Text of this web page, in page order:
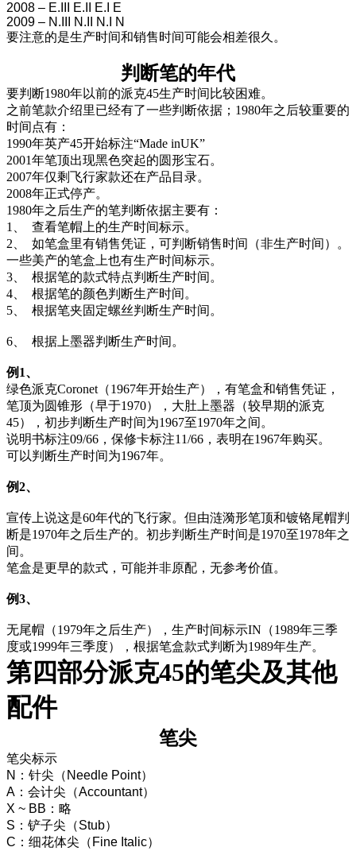
2008 – E.III E.II E.I E
2009 – N.III N.II N.I N
要注意的是生产时间和销售时间可能会相差很久。
判断笔的年代
要判断1980年以前的派克45生产时间比较困难。
之前笔款介绍里已经有了一些判断依据； 1980年之后较重要的
时间点有：
1990年英产45开始标注“Made inUK”
2001年笔顶出现黑色突起的圆形宝石。
2007年仅剩飞行家款还在产品目录。
2008年正式停产。
1980年之后生产的笔判断依据主要有：
1、 查看笔帽上的生产时间标示。
2、 如笔盒里有销售凭证，可判断销售时间（非生产时间）。
一些美产的笔盒上也有生产时间标示。
3、 根据笔的款式特点判断生产时间。
4、 根据笔的颜色判断生产时间。
5、 根据笔夹固定螺丝判断生产时间。
6、 根据上墨器判断生产时间。
例 1、
绿色派克Coronet （1967年开始生产），有笔盒和销售凭证，
笔顶为圆锥形（早于1970），大肚上墨器（较早期的派克
45），初步判断生产时间为1967至1970年之间。
说明书标注09/66 ，保修卡标注11/66 ，表明在1967年购买。
可以判断生产时间为1967年。
例2、
宣传上说这是60年代的飞行家。但由涟漪形笔顶和镀铬尾帽判
断是1970年之后生产的。初步判断生产时间是1970至1978年之
间。
笔盒是更早的款式，可能并非原配，无参考价值。
例3、
无尾帽（1979年之后生产），生产时间标示IN （1989年三季
度或1999年三季度），根据笔盒款式判断为1989年生产。
第四部分派克45的笔尖及其他
配件
笔尖
笔尖标示
N：针尖（Needle Point）
A：会计尖（Accountant）
X ~ BB：略
S：铲子尖（Stub）
C：细花体尖（Fine Italic）